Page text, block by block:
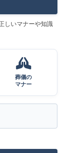
しいマナーや知識
葬儀の
マナー